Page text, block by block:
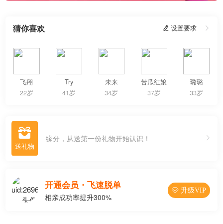
猜你喜欢  设置要求 
飞翔
22岁
Try
41岁
未来
34岁
苦瓜红娘
37岁
璐璐
33岁
 缘分，从送第一份礼物开始认识！
开通会员・飞速脱单
相亲成功率提升300%
 升级VIP